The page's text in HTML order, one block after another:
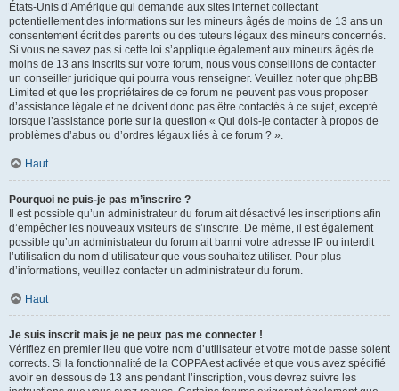
États-Unis d’Amérique qui demande aux sites internet collectant
potentiellement des informations sur les mineurs âgés de moins de 13 ans un
consentement écrit des parents ou des tuteurs légaux des mineurs concernés.
Si vous ne savez pas si cette loi s’applique également aux mineurs âgés de
moins de 13 ans inscrits sur votre forum, nous vous conseillons de contacter
un conseiller juridique qui pourra vous renseigner. Veuillez noter que phpBB
Limited et que les propriétaires de ce forum ne peuvent pas vous proposer
d’assistance légale et ne doivent donc pas être contactés à ce sujet, excepté
lorsque l’assistance porte sur la question « Qui dois-je contacter à propos de
problèmes d’abus ou d’ordres légaux liés à ce forum ? ».
Haut
Pourquoi ne puis-je pas m’inscrire ?
Il est possible qu’un administrateur du forum ait désactivé les inscriptions afin
d’empêcher les nouveaux visiteurs de s’inscrire. De même, il est également
possible qu’un administrateur du forum ait banni votre adresse IP ou interdit
l’utilisation du nom d’utilisateur que vous souhaitez utiliser. Pour plus
d’informations, veuillez contacter un administrateur du forum.
Haut
Je suis inscrit mais je ne peux pas me connecter !
Vérifiez en premier lieu que votre nom d’utilisateur et votre mot de passe soient
corrects. Si la fonctionnalité de la COPPA est activée et que vous avez spécifié
avoir en dessous de 13 ans pendant l’inscription, vous devrez suivre les